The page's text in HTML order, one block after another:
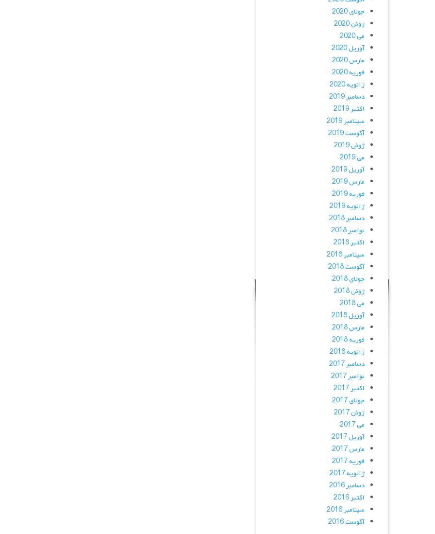
جولای 2020
ژوئن 2020
می 2020
آوریل 2020
مارس 2020
فوریه 2020
ژانویه 2020
دسامبر 2019
اکتبر 2019
سپتامبر 2019
آگوست 2019
ژوئن 2019
می 2019
آوریل 2019
مارس 2019
فوریه 2019
ژانویه 2019
دسامبر 2018
نوامبر 2018
اکتبر 2018
سپتامبر 2018
آگوست 2018
جولای 2018
ژوئن 2018
می 2018
آوریل 2018
مارس 2018
فوریه 2018
ژانویه 2018
دسامبر 2017
نوامبر 2017
اکتبر 2017
جولای 2017
ژوئن 2017
می 2017
آوریل 2017
مارس 2017
فوریه 2017
ژانویه 2017
دسامبر 2016
اکتبر 2016
سپتامبر 2016
آگوست 2016